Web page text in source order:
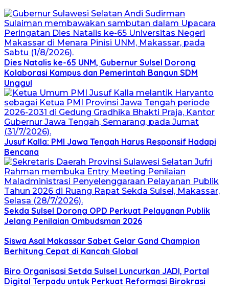
Dies Natalis ke-65 UNM, Gubernur Sulsel Dorong
Kolaborasi Kampus dan Pemerintah Bangun SDM
Unggul
Jusuf Kalla: PMI Jawa Tengah Harus Responsif Hadapi
Bencana
Sekda Sulsel Dorong OPD Perkuat Pelayanan Publik
Jelang Penilaian Ombudsman 2026
Siswa Asal Makassar Sabet Gelar Gand Champion
Berhitung Cepat di Kancah Global
Biro Organisasi Setda Sulsel Luncurkan JADI, Portal
Digital Terpadu untuk Perkuat Reformasi Birokrasi